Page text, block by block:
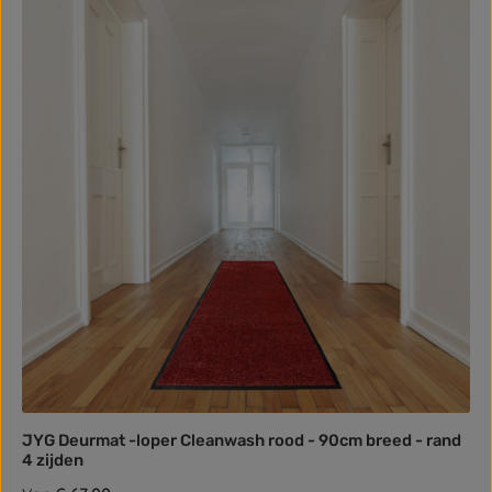
JYG Deurmat -loper Cleanwash rood - 90cm breed - rand
4 zijden